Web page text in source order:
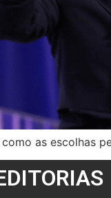
as escolhas